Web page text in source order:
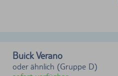
Buick Verano
oder ähnlich (Gruppe D)